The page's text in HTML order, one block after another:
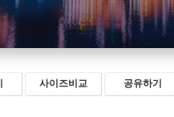
사이즈비교 공유하기